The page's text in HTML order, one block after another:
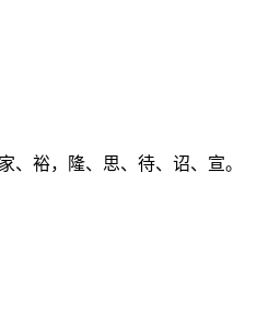
裕，隆、思、待、诏、宣。